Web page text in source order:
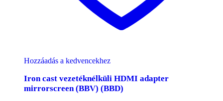
Hozzáadás a kedvencekhez
Iron cast vezetéknélküli HDMI adapter
mirrorscreen (BBV) (BBD)